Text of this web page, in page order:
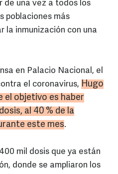
de una vez a todos los
poblaciones más
la inmunización con una
en Palacio Nacional, el
el coronavirus, Hugo
el objetivo es haber
al 40 % de la
este mes.
mil dosis que ya están
donde se ampliaron los